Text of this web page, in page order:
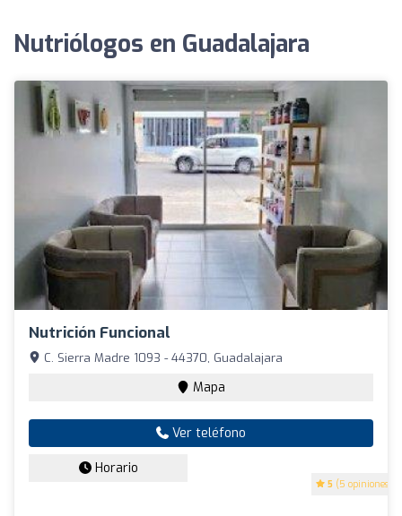
Nutriólogos en Guadalajara
Nutrición Funcional
5 (5 opiniones)
C. Sierra Madre 1093 - 44370, Guadalajara
Mapa
Ver teléfono
Horario